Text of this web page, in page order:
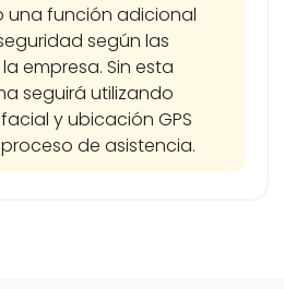
una función adicional
según las
empresa. Sin esta
seguirá utilizando
y ubicación GPS
de asistencia.